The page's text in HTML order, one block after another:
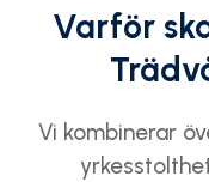
Varför
Vi kombinerar